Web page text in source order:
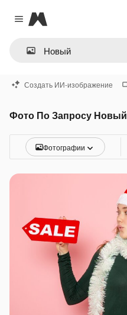
Close menu
Magnific
Создать ИИ-изображение
Фото По Запросу Новый
Фотографии